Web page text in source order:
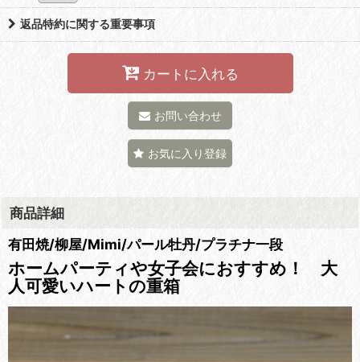
返品特約に関する重要事項
カートに入れる
お問い合わせ
お気に入り登録
商品詳細
有田焼/柳屋/Mimi/パール牡丹/プラチナ一段
ホームパーティや女子会におすすめ！ 大
人可愛いハートの重箱